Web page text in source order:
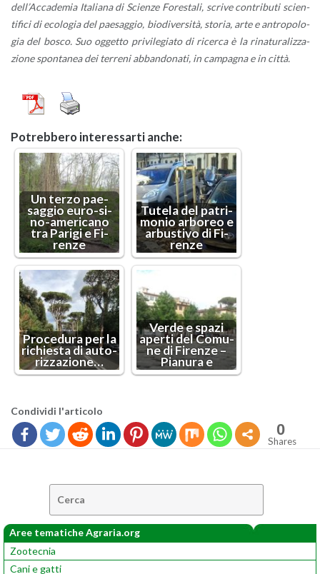
del­l’Ac­ca­de­mia Ita­lia­na di Scien­ze Fo­re­sta­li, scri­ve con­tri­bu­ti scien­
ti­fi­ci di eco­lo­gia del pae­sag­gio, bio­di­v­er­si­tà, sto­ria, arte e an­tro­po­lo­
gia del bosco. Suo og­get­to pri­vi­le­gia­to di ri­cer­ca è la ri­na­tu­ra­liz­za­
zio­ne spon­ta­nea dei ter­re­ni ab­ban­do­na­ti, in cam­pa­gna e in città.
Po­treb­be­ro in­te­res­sar­ti anche:
Un terzo pae­
sag­gio eu­ro-si­
no-ame­ri­ca­no
tra Pa­ri­gi e Fi­
ren­ze
Tu­te­la del pa­tri­
mo­nio ar­bo­reo e
ar­bu­sti­vo di Fi­
ren­ze
Pro­ce­du­ra per la
ri­chie­sta di au­to­
riz­za­zio­ne…
Verde e spazi
aper­ti del Co­mu­
ne di Fi­ren­ze –
Pia­nu­ra e
Con­di­vi­di l'ar­ti­co­lo
0
Shares
Aree tematiche Agraria.org
Zootecnia
Cani e gatti